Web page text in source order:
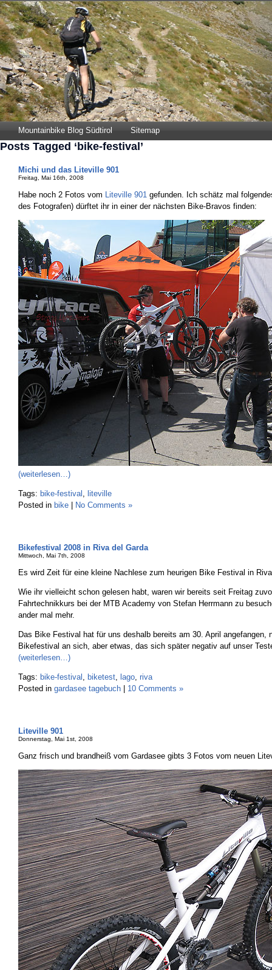
Mountainbike Blog Südtirol Sitemap
Posts Tagged ‘bike-festival’
Michi und das Liteville 901
Freitag, Mai 16th, 2008
Habe noch 2 Fotos vom Liteville 901 gefunden. Ich schätz mal
des Fotografen) dürftet ihr in einer der nächsten Bike-Bravos finden:
(weiterlesen…)
Tags: bike-festival , liteville
Posted in bike No Comments »
Bikefestival 2008 in Riva del Garda
Mittwoch, Mai 7th, 2008
Es wird Zeit für eine kleine Nachlese zum heurigen Bike Festival in
Wie ihr vielleicht schon gelesen habt, waren wir bereits seit Freitag
Fahrtechnikkurs bei der MTB Academy von Stefan Herrmann zu
ander mal mehr.
Das Bike Festival hat für uns deshalb bereits am 30. April angefangen,
Bikefestival an sich, aber etwas, das sich später negativ auf unser
(weiterlesen…)
Tags: bike-festival , biketest, lago, riva
Posted in gardasee tagebuch 10 Comments »
Liteville 901
Donnerstag, Mai 1st, 2008
Ganz frisch und brandheiß vom Gardasee gibts 3 Fotos vom neuen